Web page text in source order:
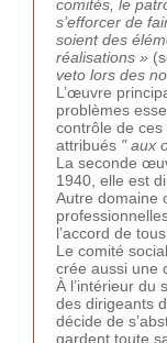
comités, le
s’efforcer de
soient des
réalisations »
veto lors des
L’œuvre
problèmes
contrôle de ces
attribués " aux
La seconde
1940, elle est
Autre domaine
l’accord de
Le comité
crée aussi une
À l’intérieur du
des dirigeants
décide de
gardent toute